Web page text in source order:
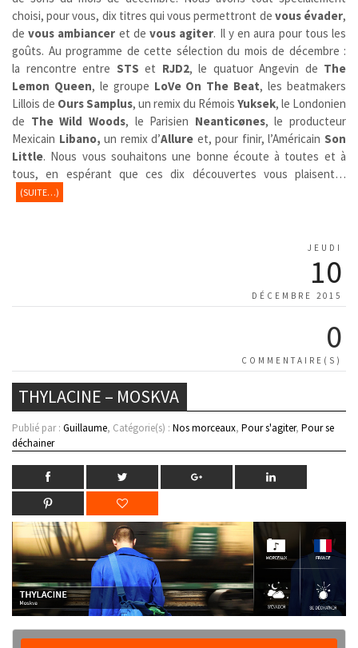
choisi, pour vous, dix titres qui vous permettront de vous évader,
devous ambiancer et devous agiter. Il y en aura pour tous les
goûts. Au programme de cette sélection du mois de décembre :
la rencontre entre STS et RJD2, le quatuor Angevin de The
Lemon Queen, le groupe LoVe On The Beat, les beatmakers
Lillois de Ours Samplus, un remix du Rémois Yuksek, le Londonien
de The Wild Woods, le Parisien Neanticønes, le producteur
Mexicain Libano,un remix d’Allure et, pour finir, l’Américain Son
Little. Nous vous souhaitons une bonne écoute à toutes et à
tous, en espérant que ces dix découvertes vous plaisent…
(SUITE…)
JEUDI
10
DÉCEMBRE 2015
0
COMMENTAIRE(S)
THYLACINE – MOSKVA
Publié par : Guillaume, Catégorie(s) : Nos morceaux, Pour s'agiter, Pour se
déchainer